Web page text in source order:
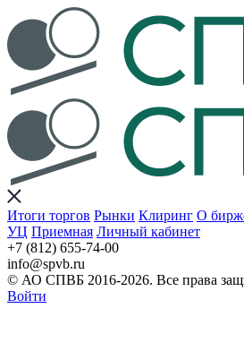
Итоги торгов Рынки Клиринг О
УЦ Приемная Личный кабинет
+7 (812) 655-74-00
info@spvb.ru
© АО СПВБ 2016-2026. Все права
Войти